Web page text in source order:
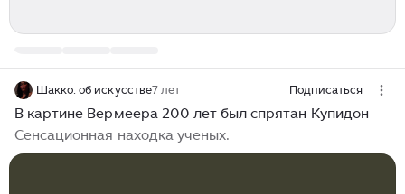
Шакко: об искусстве7 лет Подписаться
В картине Вермеера 200 лет был спрятан Купидон
Сенсационная находка ученых.